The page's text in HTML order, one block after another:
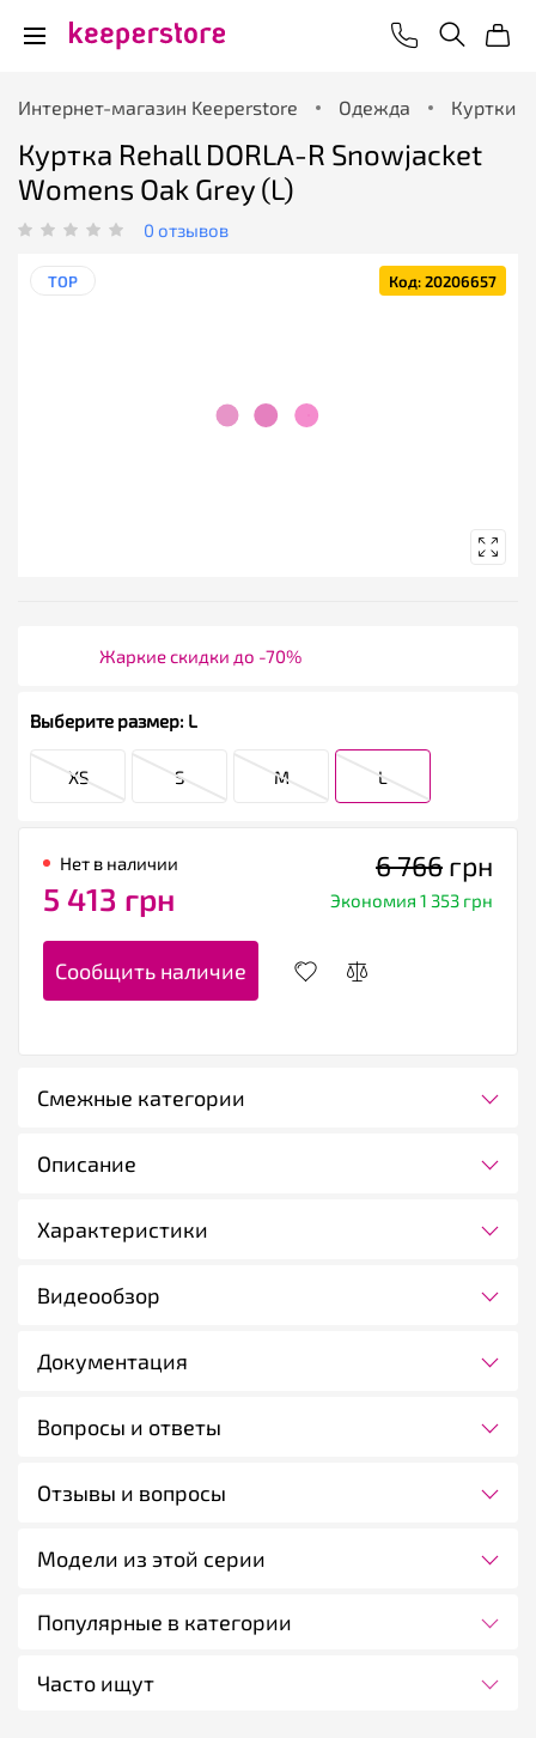
Интернет-магазин Keeperstore Одежда Куртки
Куртка Rehall DORLA-R Snowjacket
Womens Oak Grey (L)
0 отзывов
TOP Код: 20206657
Жаркие скидки до -70%
Выберите размер: L
XS S M L
Нет в наличии
5 413 грн
6 766 грн
Экономия 1 353 грн
Сообщить наличие
Смежные категории
Описание
Характеристики
Видеообзор
Документация
Вопросы и ответы
Отзывы и вопросы
Модели из этой серии
Популярные в категории
Часто ищут